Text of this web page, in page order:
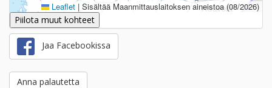
Leaflet | Sisältää Maanmittauslaitoksen aineistoa (08/2026)
Piilota muut kohteet
Jaa Facebookissa
Anna palautetta